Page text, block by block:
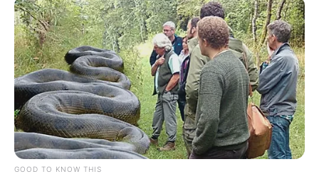
GOOD TO KNOW THIS